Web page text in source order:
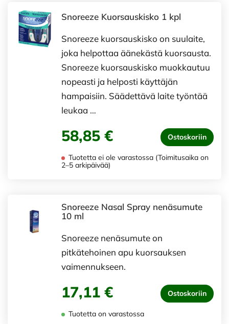
Snoreeze Kuorsauskisko 1 kpl
Snoreeze kuorsauskisko on suulaite,
joka helpottaa äänekästä kuorsausta.
Snoreeze kuorsauskisko muokkautuu
nopeasti ja helposti käyttäjän
hampaisiin. Säädettävä laite työntää
leukaa …
58,85 € Ostoskoriin
Tuotetta ei ole varastossa (Toimitusaika on
2–5 arkipäivää)
Snoreeze Nasal Spray nenäsumute
10 ml
Snoreeze nenäsumute on
pitkätehoinen apu kuorsauksen
vaimennukseen.
17,11 € Ostoskoriin
Tuotetta on varastossa